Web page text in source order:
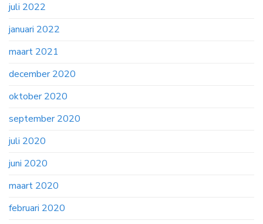
juli 2022
januari 2022
maart 2021
december 2020
oktober 2020
september 2020
juli 2020
juni 2020
maart 2020
februari 2020